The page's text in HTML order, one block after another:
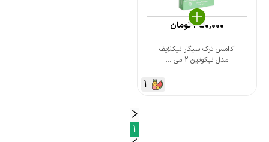
آدامس ترک سیگار نیکلایف
مدل نیکوتین 2 می ...
350,000تومان
1
1